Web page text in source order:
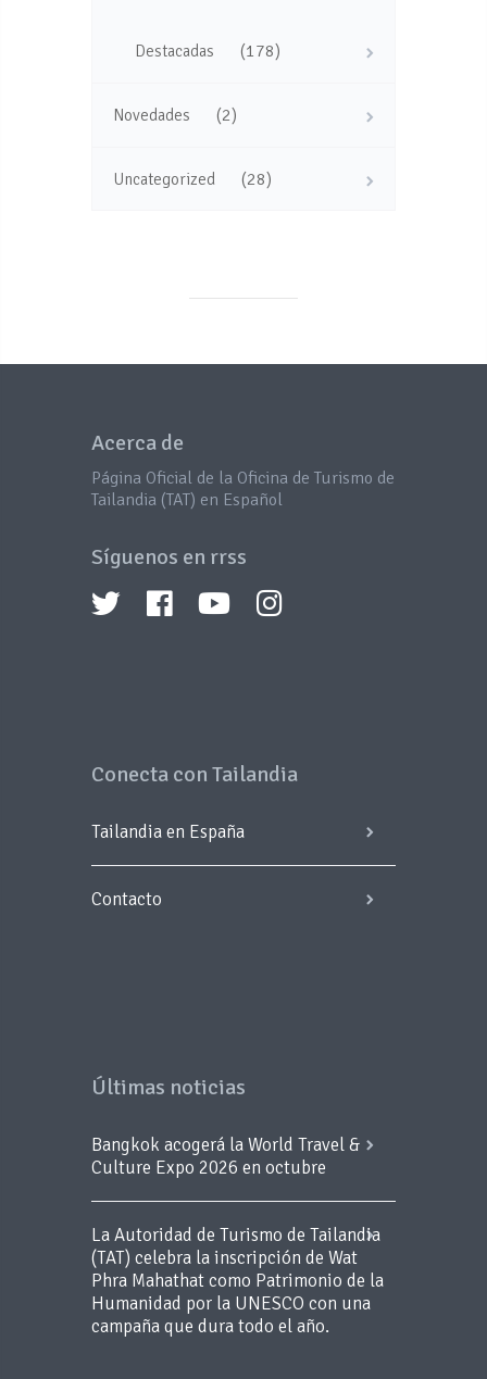
Destacadas (178)
Novedades (2)
Uncategorized (28)
Acerca de
Página Oficial de la Oficina de Turismo de
Tailandia (TAT) en Español
Síguenos en rrss
Conecta con Tailandia
Tailandia en España
Contacto
Últimas noticias
Bangkok acogerá la World Travel &
Culture Expo 2026 en octubre
La Autoridad de Turismo de Tailandia
(TAT) celebra la inscripción de Wat
Phra Mahathat como Patrimonio de la
Humanidad por la UNESCO con una
campaña que dura todo el año.